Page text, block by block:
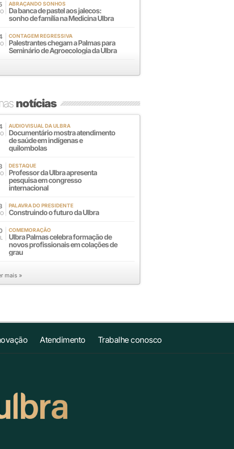
ABRAÇANDO SONHOS
Da banca de pastel aos jalecos:
sonho de família na Medicina Ulbra
CONTAGEM REGRESSIVA
Palestrantes chegam a Palmas para
Seminário de Agroecologia da Ulbra
notícias
AUDIOVISUAL DA ULBRA
Documentário mostra atendimento
de saúde em indígenas e
quilombolas
DESTAQUE
Professor da Ulbra apresenta
pesquisa em congresso
internacional
PALAVRA DO PRESIDENTE
Construindo o futuro da Ulbra
COMEMORAÇÃO
Ulbra Palmas celebra formação de
novos profissionais em colações de
grau
mais »
Atendimento Trabalhe conosco